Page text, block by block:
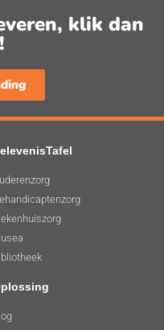
klik dan